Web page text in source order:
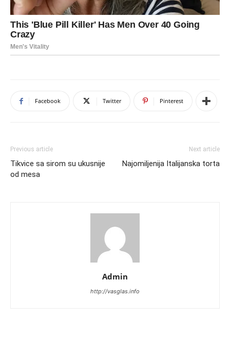
Facebook Twitter Pinterest
Previous article
Tikvice sa sirom su ukusnije
od mesa
Next article
Najomiljenija Italijanska torta
Admin
http://vasglas.info